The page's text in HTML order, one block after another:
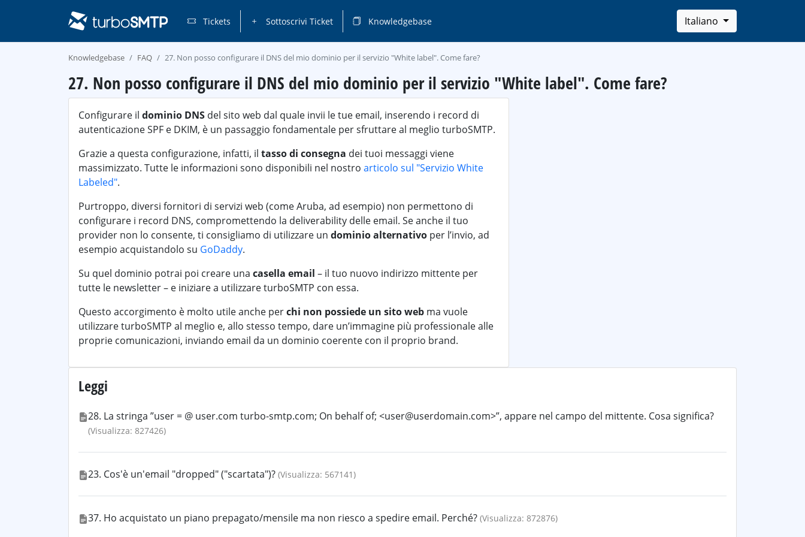
Tickets Sottoscrivi Ticket Knowledgebase Italiano
Knowledgebase FAQ 27. Non posso configurare il DNS del mio dominio per il servizio "White label". Come fare?
27. Non posso configurare il DNS del mio dominio per il servizio "White label". Come fare?
Configurare il dominio DNS del sito web dal quale invii le tue email, inserendo i record di
autenticazione SPF e DKIM, è un passaggio fondamentale per sfruttare al meglio turboSMTP.
Grazie a questa configurazione, infatti, il tasso di consegna dei tuoi messaggi viene
massimizzato. Tutte le informazioni sono disponibili nel nostro articolo sul "Servizio White
Labeled".
Purtroppo, diversi fornitori di servizi web (come Aruba, ad esempio) non permettono di
configurare i record DNS, compromettendo la deliverability delle email. Se anche il tuo
provider non lo consente, ti consigliamo di utilizzare un dominio alternativo per l’invio, ad
esempio acquistandolo su GoDaddy.
Su quel dominio potrai poi creare una casella email – il tuo nuovo indirizzo mittente per
tutte le newsletter – e iniziare a utilizzare turboSMTP con essa.
Questo accorgimento è molto utile anche perchi non possiede un sito web ma vuole
utilizzare turboSMTP al meglio e, allo stesso tempo, dare un’immagine più professionale alle
proprie comunicazioni, inviando email da un dominio coerente con il proprio brand.
Leggi
28. La stringa ”user = @ user.com turbo-smtp.com; On behalf of; <user@userdomain.com>”, appare nel campo del mittente. Cosa significa?
(Visualizza: 827426)
23. Cos'è un'email "dropped" ("scartata")? (Visualizza: 567141)
37. Ho acquistato un piano prepagato/mensile ma non riesco a spedire email. Perché? (Visualizza: 872876)